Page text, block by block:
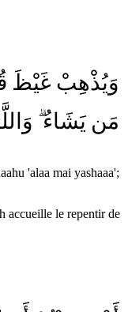
وَيُذْهِبْ غَيْظَ
مَن يَشَاءُ
'alaa mai yashaaa';
accueille le repentir de